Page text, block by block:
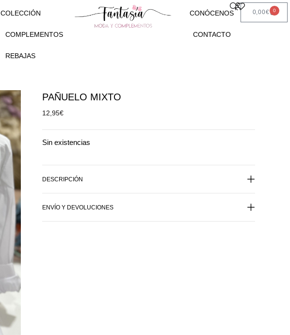
COLECCIÓN
COMPLEMENTOS
REBAJAS
CONÓCENOS
CONTACTO
0,00€ 0
PAÑUELO MIXTO
12,95€
Sin existencias
DESCRIPCIÓN
ENVÍO Y DEVOLUCIONES